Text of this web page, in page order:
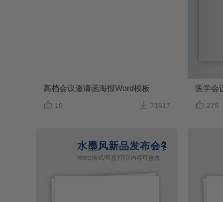
高档会议邀请函海报Word模板
 19  71617
医学会
 279
水墨风新品发布会答谢会邀请函
Word格式/直接打印/内容可修改